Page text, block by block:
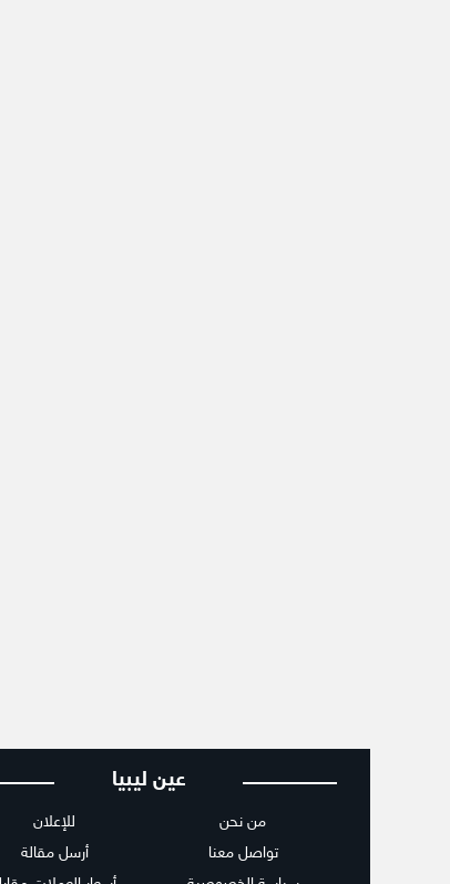
عين ليبيا
من نحن
تواصل معنا
للإعلان
أرسل مقالة